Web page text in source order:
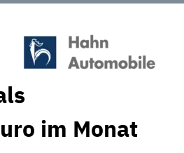
im Monat